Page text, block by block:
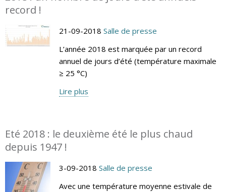
record !
21-09-2018 Salle de presse
L’année 2018 est marquée par un record
annuel de jours d’été (température maximale
≥ 25 °C)
Lire plus
Eté 2018 : le deuxième été le plus chaud
depuis 1947 !
3-09-2018 Salle de presse
Avec une température moyenne estivale de